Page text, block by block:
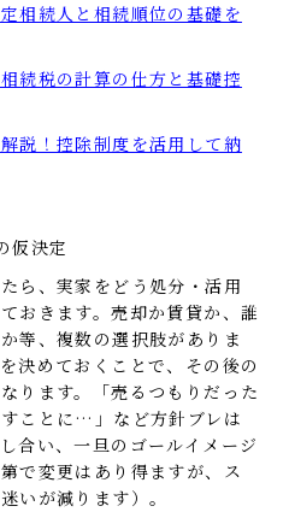
相続人と相続順位の基礎を
続税の計算の仕方と基礎控
説！控除制度を活用して納
仮決定
ら、実家をどう処分・活用
おきます。売却か賃貸か、誰
等、複数の選択肢がありま
決めておくことで、その後の
ります。「売るつもりだった
ことに…」など方針ブレは
合い、一旦のゴールイメージ
で変更はあり得ますが、ス
いが減ります）。